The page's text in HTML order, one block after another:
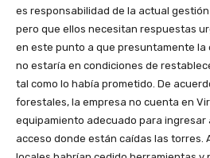
es responsabilidad de la actual
pero que ellos necesitan respuestas
en este punto a que presuntamente
no estaría en condiciones de
tal como lo había prometido. De
forestales, la empresa no cuenta en
equipamiento adecuado para ingresar
acceso donde están caídas las torres.